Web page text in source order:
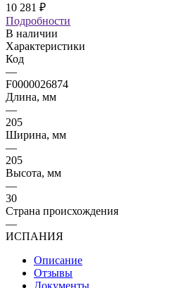
10 281 ₽
Подробности
В наличии
Характеристики
Код
—
F0000026874
Длина, мм
—
205
Ширина, мм
—
205
Высота, мм
—
30
Страна происхождения
—
ИСПАНИЯ
Описание
Отзывы
Документы